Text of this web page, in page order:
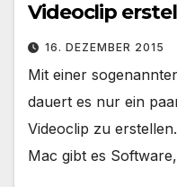
Videoclip
16. DEZEMBER 2015
Mit einer
dauert es nur ein
Videoclip zu
Mac gibt es